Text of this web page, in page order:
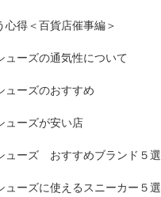
心得＜百貨店催事編＞
ューズの通気性について
ューズのおすすめ
ューズが安い店
ューズ おすすめブランド５選
ューズに使えるスニーカー５選